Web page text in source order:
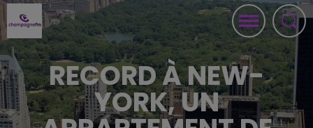
RECORD À NEW-
YORK, UN